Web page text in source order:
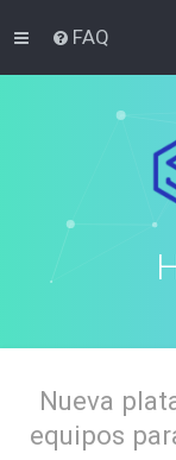
FAQ
Nueva
equipos